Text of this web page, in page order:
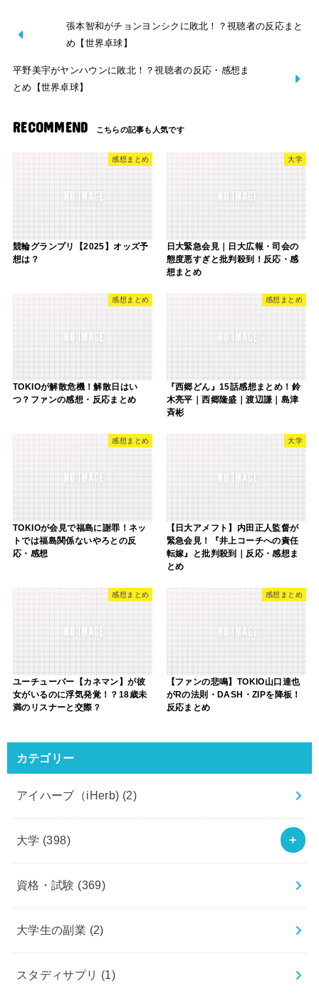
張本智和がチョンヨンシクに敗北！？視聴者の反応まと
め【世界卓球】
平野美宇がヤンハウンに敗北！？視聴者の反応・感想ま
とめ【世界卓球】
RECOMMEND
感想まとめ
競輪グランプリ【2025】オッズ予
想は？
大学
日大緊急会見｜日大広報・司会の
態度悪すぎと批判殺到！反応・感
想まとめ
感想まとめ
TOKIOが解散危機！解散日はい
つ？ファンの感想・反応まとめ
感想まとめ
『西郷どん‬』15話感想まとめ！鈴
木亮平‬｜西郷隆盛‬｜‪渡辺謙‬｜島津
斉彬‬‬
感想まとめ
TOKIOが会見で福島に謝罪！ネッ
トでは福島関係ないやろとの反
応・感想
大学
【日大アメフト】内田正人監督が
緊急会見！『井上コーチへの責任
転嫁』と批判殺到｜反応・感想ま
とめ
感想まとめ
ユーチューバー【カネマン】が彼
女がいるのに浮気発覚！？18歳未
満のリスナーと交際？
感想まとめ
【ファンの悲鳴】TOKIO山口達也
がRの法則・DASH・ZIPを降板！
反応まとめ
カテゴリー
アイハーブ（iHerb) (2)
大学 (398)
資格・試験 (369)
大学生の副業 (2)
スタディサプリ (1)